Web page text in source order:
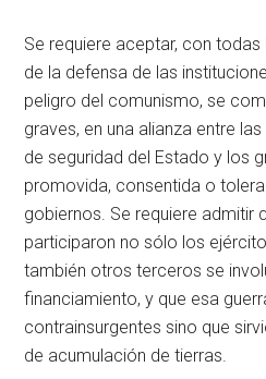
Se requiere aceptar, con
de la defensa de las
peligro del comunismo, se
graves, en una alianza entre
de seguridad del Estado y los
promovida, consentida o
gobiernos. Se requiere admitir
participaron no sólo los
también otros terceros se
financiamiento, y que esa
contrainsurgentes sino que
de acumulación de tierras.